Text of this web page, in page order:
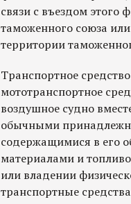
связи с въездом этого
таможенного союза
территории
Транспортное
мототранспортное
воздушное судно
обычными
содержащимися в его
материалами и
или владении
транспортные